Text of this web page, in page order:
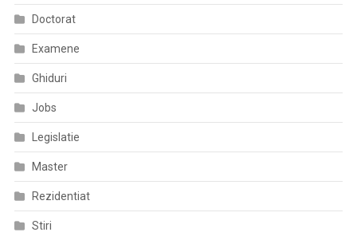
Doctorat
Examene
Ghiduri
Jobs
Legislatie
Master
Rezidentiat
Stiri